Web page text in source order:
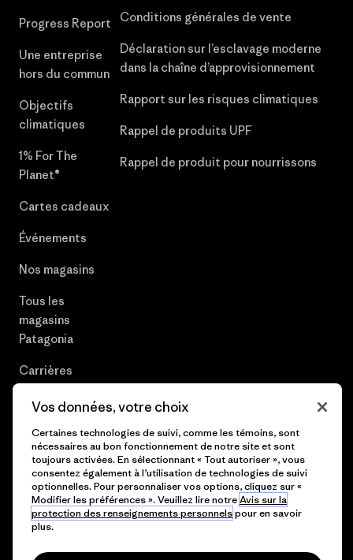
Progress Report
Une entreprise
hors du commun
Objectifs
climatiques
1% For The
Planet®
Cartes cadeaux
Événements
Nos magasins
Tous les
magasins
Patagonia
Carrières
Presse et media
Plan du site
Conditions générales de vente
Déclaration sur l’esclavage moderne
dans la chaîne d’approvisionnement
Rapport sur les risques climatiques
Rappel de produits UPF
Rappel de produit pour nourrissons
© 2026 Patagonia, Inc. All Rights Reserved.
Vos données, votre choix
Certaines technologies de suivi, comme les témoins, sont
nécessaires au bon fonctionnement de notre site et sont
toujours activées. En sélectionnant « Tout autoriser », vous
consentez également à l’utilisation de technologies de suivi
optionnelles. Pour personnaliser vos options, cliquez sur «
Modifier les préférences ». Veuillez lire notreAvis sur la
protection des renseignements personnelspour en savoir
plus.